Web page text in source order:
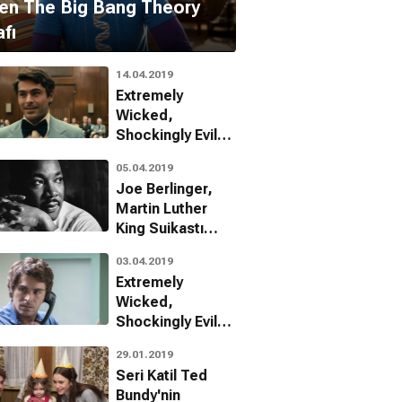
Malkovich
Haley Joel Osment
The Big Bang Theory
14.04.2019
Extremely
Wicked,
Shockingly Evil
Bir Afiş Daha
Yayınladı
05.04.2019
Joe Berlinger,
Martin Luther
King Suikastı
Proje Planlıyor
03.04.2019
Extremely
Wicked,
Shockingly Evil,
Fragman
29.01.2019
Seri Katil Ted
Bundy'nin